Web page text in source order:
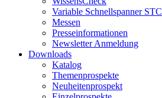
Variable Schnellspanner STC
Messen
Presseinformationen
Newsletter Anmeldung
Downloads
Katalog
Themenprospekte
Neuheitenprospekt